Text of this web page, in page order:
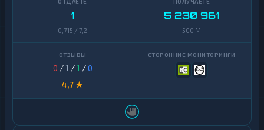
1
0,715 / 7,2
5 230 961
500 M
0 /1 /1 /0
4,7 ★